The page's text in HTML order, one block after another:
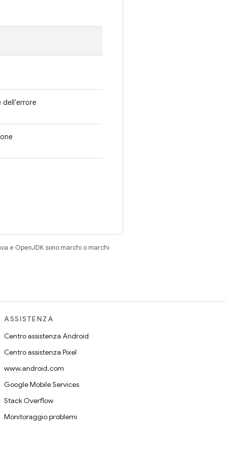
dell'errore
e OpenJDK sono marchi o marchi
ASSISTENZA
Centro assistenza Android
Centro assistenza Pixel
www.android.com
Google Mobile Services
Stack Overflow
Monitoraggio problemi